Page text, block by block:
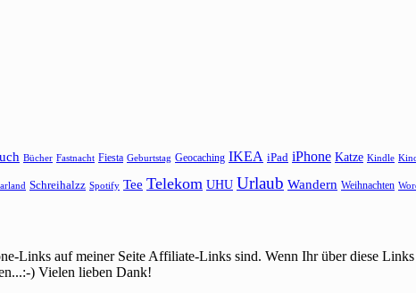
Bücher Fastnacht Fiesta Geburtstag Geocaching IKEA iPad iPhone Katze Kindle
Schreihalzz Spotify Tee Telekom UHU Urlaub Wandern Weihnachten
Links auf meiner Seite Affiliate-Links sind. Wenn Ihr über diese
) Vielen lieben Dank!